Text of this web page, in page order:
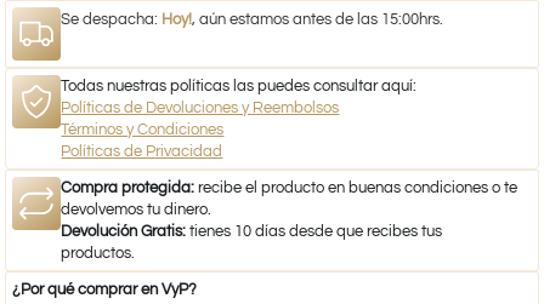
Se despacha: Hoy!, aún estamos antes de las 15:00hrs.
Todas nuestras políticas las puedes consultar aquí:
Políticas de Devoluciones y Reembolsos
Términos y Condiciones
Políticas de Privacidad
Compra protegida: recibe el producto en buenas condiciones o te
devolvemos tu dinero.
Devolución Gratis: tienes 10 días desde que recibes tus
productos.
¿Por qué comprar en VyP?